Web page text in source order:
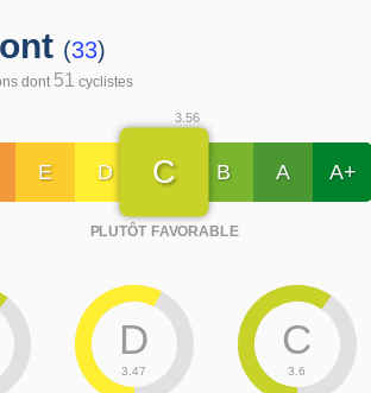
(33)
dont 51 cyclistes
E D
3.56
C
PLUTÔT FAVORABLE
B A A+
D
3.47
C
3.6